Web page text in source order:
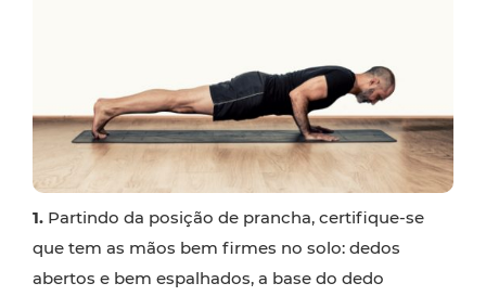
1. Partindo da posição de prancha, certifique-se
que tem as mãos bem firmes no solo: dedos
abertos e bem espalhados, a base do dedo